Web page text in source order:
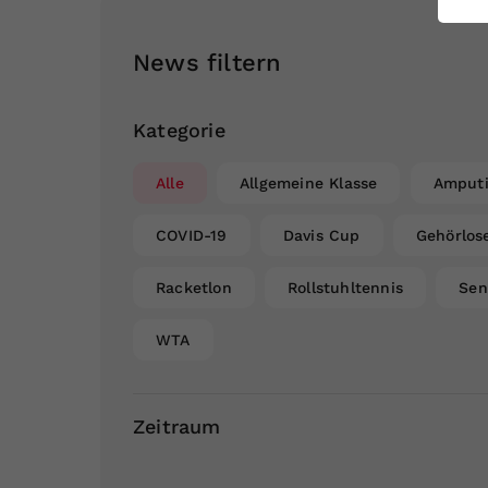
News filtern
Kategorie
Alle Allgemeine Klasse
COVID-19 Davis Cup
Racketlon Rollstuhltennis
WTA
Zeitraum